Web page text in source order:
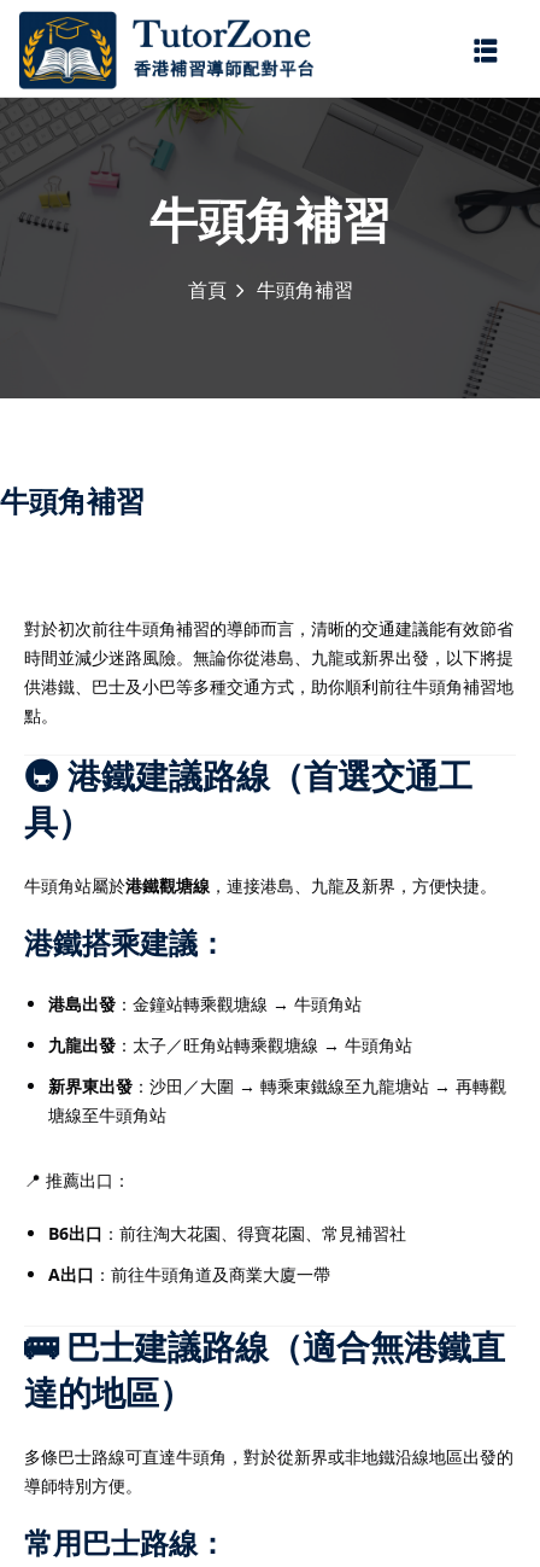
牛頭角補習
首頁 牛頭角補習
牛頭角補習
對於初次前往牛頭角補習的導師而言，清晰的交通建議能有效節省
時間並減少迷路風險。無論你從港島、九龍或新界出發，以下將提
供港鐵、巴士及小巴等多種交通方式，助你順利前往牛頭角補習地
點。
🚇 港鐵建議路線（首選交通工
具）
牛頭角站屬於港鐵觀塘線 ，連接港島、九龍及新界，方便快捷。
港鐵搭乘建議：
港島出發 ：金鐘站轉乘觀塘線 → 牛頭角站
九龍出發 ：太子／旺角站轉乘觀塘線 → 牛頭角站
新界東出發 ：沙田／大圍 → 轉乘東鐵線至九龍塘站 → 再轉觀
塘線至牛頭角站
📍 推薦出口：
B6出口 ：前往淘大花園、得寶花園、常見補習社
A出口 ：前往牛頭角道及商業大廈一帶
🚌 巴士建議路線（適合無港鐵直
達的地區）
多條巴士路線可直達牛頭角，對於從新界或非地鐵沿線地區出發的
導師特別方便。
常用巴士路線：
登錄